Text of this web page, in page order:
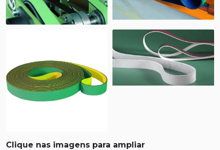
Clique nas imagens para ampliar